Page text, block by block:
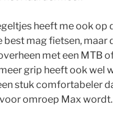
heeft me ook op
best mag fietsen,
met een MTB
grip heeft ook wel
stuk comfortabeler
omroep Max wordt.